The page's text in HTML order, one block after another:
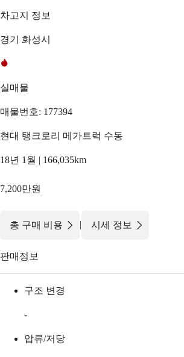
차고지 정보
경기 화성시
실매물
매물번호: 177394
현대 탱크로리 메가트럭 수동
18년 1월 | 166,035km
7,200만원
총 구매 비용 | 시세 정보
판매정보
구조 변경
-
압류/저당